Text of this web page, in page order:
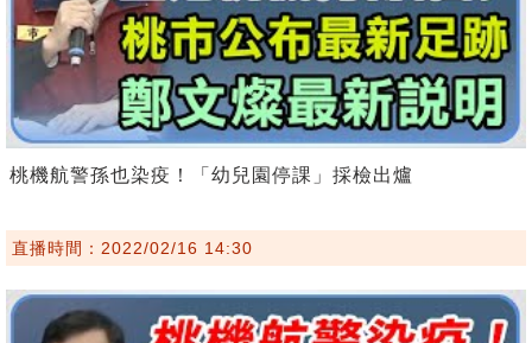
桃機航警孫也染疫！「幼兒園停課」採檢出爐
直播時間：2022/02/16 14:30